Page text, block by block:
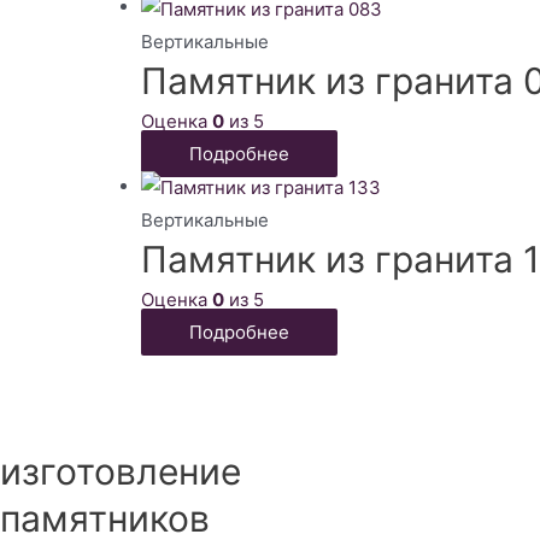
Вертикальные
Памятник из гранита
Оценка 0 из 5
Подробнее
Вертикальные
Памятник из гранита
Оценка 0 из 5
Подробнее
изготовление
памятников